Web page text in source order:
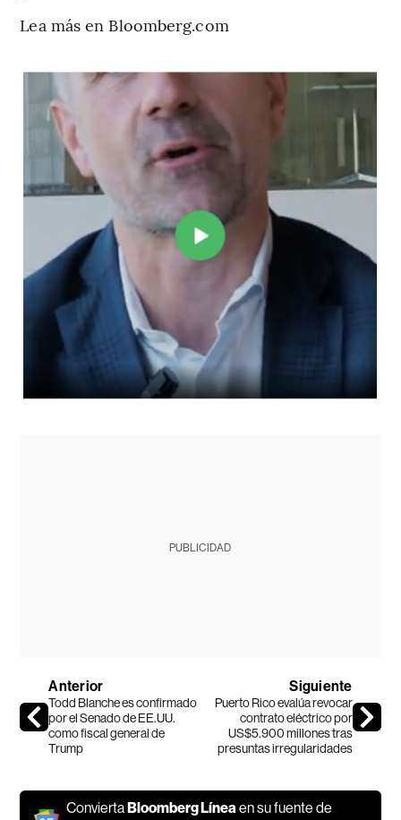
Lea más en Bloomberg.com
PUBLICIDAD
Anterior
Todd Blanche es confirmado
por el Senado de EE.UU.
como fiscal general de
Trump
Siguiente
Puerto Rico evalúa revocar
contrato eléctrico por
US$5.900 millones tras
presuntas irregularidades
ConviertaBloomberg Líneaen su fuente de